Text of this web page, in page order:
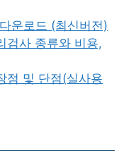
운로드 (최신버전)
검사 종류와 비용,
점 및 단점(실사용